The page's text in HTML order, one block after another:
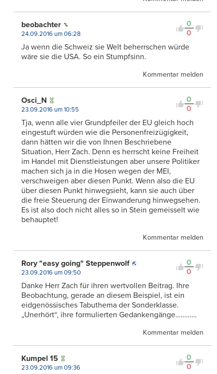
0
0
beobachter
24.09.2016 um 06:28
Ja wenn die Schweiz sie Welt beherrschen würde
wäre sie die USA. So ein Stumpfsinn.
Kommentar melden
0
0
Osci_N
23.09.2016 um 10:55
Tja, wenn alle vier Grundpfeiler der EU gleich hoch
eingestuft würden wie die Personenfreizügigkeit,
dann hätten wir die von Ihnen Beschriebene
Situation, Herr Zach. Denn es herrscht keine Freiheit
im Handel mit Dienstleistungen aber unsere Politiker
machen sich ja in die Hosen wegen der MEI,
verschweigen aber diesen Punkt. Wenn also die EU
über diesen Punkt hinwegsieht, kann sie auch über
die freie Steuerung der Einwanderung hinwegsehen.
Es ist also doch nicht alles so in Stein gemeisselt wie
behauptet!
Kommentar melden
0
0
Rory "easy going" Steppenwolf
23.09.2016 um 09:50
Danke Herr Zach für ihren wertvollen Beitrag. Ihre
Beobachtung, gerade an diesem Beispiel, ist ein
eidgenössisches Tabuthema der Sonderklasse.
„Unerhört“, ihre formulierten Gedankengänge…………
Kommentar melden
0
0
Kumpel 15
23.09.2016 um 09:36